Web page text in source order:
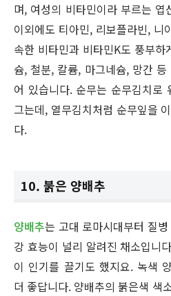
며, 여성의 비타민이라 부르는
이외에도 티아민, 리보플라빈, 니
속한 비타민과 비타민K도 풍부
슘, 철분, 칼륨, 마그네슘, 망간
어 있습니다. 순무는 순무김치로
그는데, 열무김치처럼 순무잎을
다.
10. 붉은 양배추
양배추는 고대 로마시대부터 질
강 효능이 널리 알려진 채소입니
이 인기를 끌기도 했지요. 녹색
더 좋답니다. 양배추의 붉은색 색